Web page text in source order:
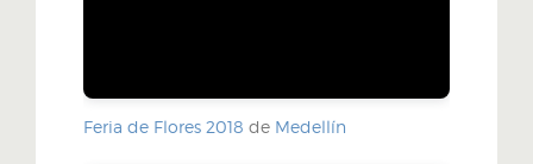
Feria de Flores 2018 de Medellín